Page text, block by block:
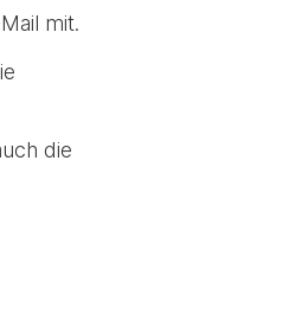
mit.
die